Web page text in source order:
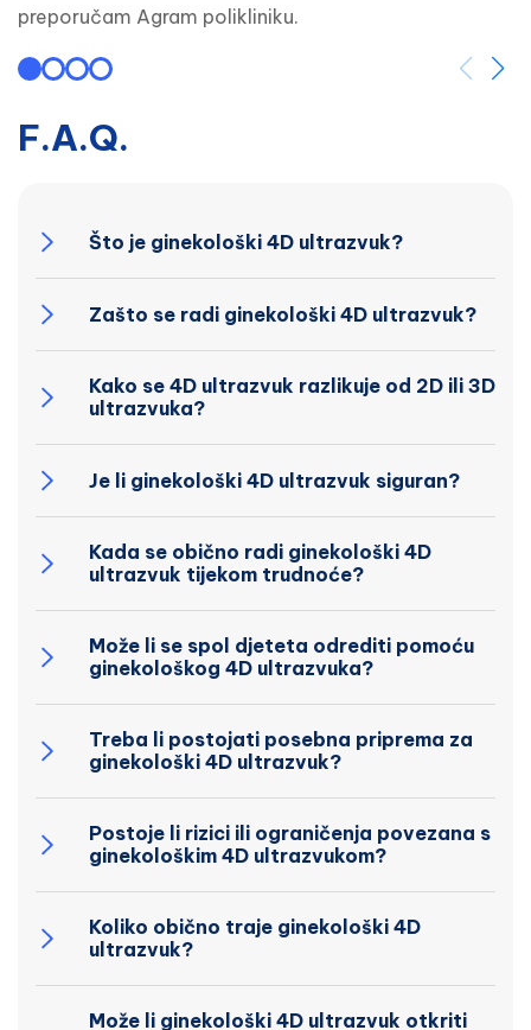
preporučam Agram polikliniku.
F.A.Q.
Što je ginekološki 4D ultrazvuk?
Zašto se radi ginekološki 4D ultrazvuk?
Kako se 4D ultrazvuk razlikuje od 2D ili 3D
ultrazvuka?
Je li ginekološki 4D ultrazvuk siguran?
Kada se obično radi ginekološki 4D
ultrazvuk tijekom trudnoće?
Može li se spol djeteta odrediti pomoću
ginekološkog 4D ultrazvuka?
Treba li postojati posebna priprema za
ginekološki 4D ultrazvuk?
Postoje li rizici ili ograničenja povezana s
ginekološkim 4D ultrazvukom?
Koliko obično traje ginekološki 4D
ultrazvuk?
Može li ginekološki 4D ultrazvuk otkriti